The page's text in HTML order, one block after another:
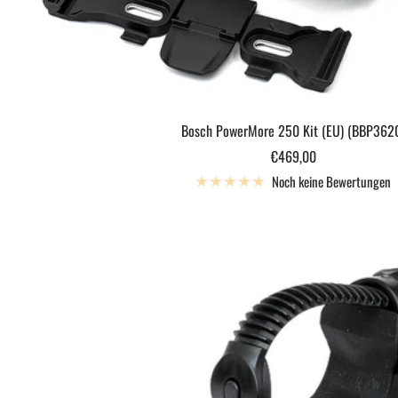
Bosch PowerMore 250 Kit (EU)
Angebotspreis
€469,00
Noch keine Bewertungen